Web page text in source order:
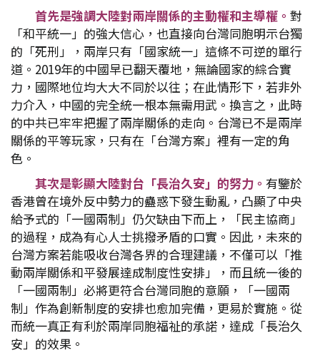
首先是強調大陸對兩岸關係的主動權和主導權。 對
「和平統一」的強大信心，也直接向台灣同胞明示台獨
的「死刑」，兩岸只有「國家統一」這條不可逆的單行
道。2019年的中國早已翻天覆地，無論國家的綜合實
力，國際地位均大大不同於以往；在此情形下，若非外
力介入，中國的完全統一根本無需用武。換言之，此時
的中共已牢牢把握了兩岸關係的走向。台灣已不是兩岸
關係的平等玩家，只有在「台灣方案」裡有一定的角
色。
其次是彰顯大陸對台「長治久安」的努力。 有鑒於
香港曾在境外反中勢力的蠱惑下發生動亂，凸顯了中央
給予式的「一國兩制」仍欠缺由下而上，「民主協商」
的過程，成為有心人士挑撥矛盾的口實。因此，未來的
台灣方案若能吸收台灣各界的合理建議，不僅可以「推
動兩岸關係和平發展達成制度性安排」，而且統一後的
「一國兩制」必將更符合台灣同胞的意願，「一國兩
制」作為創新制度的安排也愈加完備，更易於實施。從
而統一真正有利於兩岸同胞福祉的承諾，達成「長治久
安」的效果。